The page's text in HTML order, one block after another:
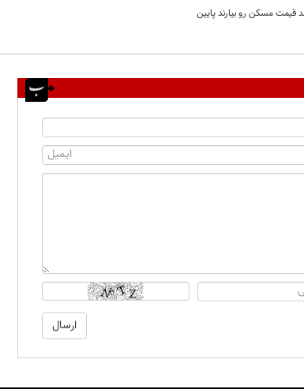
قیمت مسکن رو بیارند پایین